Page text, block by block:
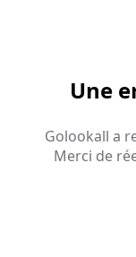
Une
Golookall a
Merci de